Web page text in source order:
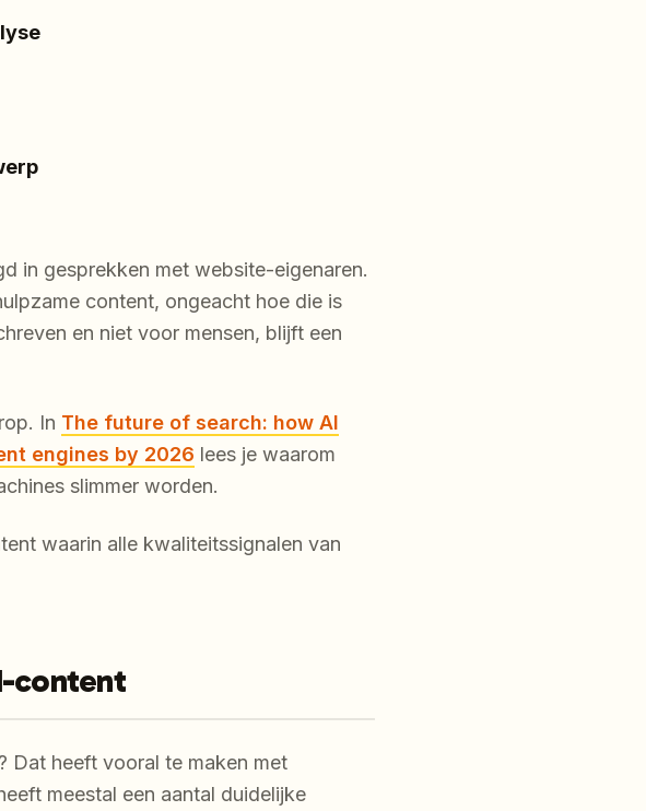
in gesprekken met website-eigenaren.
content, ongeacht hoe die is
en niet voor mensen, blijft een
In The future of search: how AI
engines by 2026 lees je waarom
slimmer worden.
waarin alle kwaliteitssignalen van
content
Dat heeft vooral te maken met
meestal een aantal duidelijke